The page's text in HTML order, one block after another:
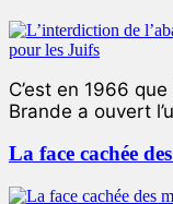
C’est en 1966
Brande a ouvert
La face cachée